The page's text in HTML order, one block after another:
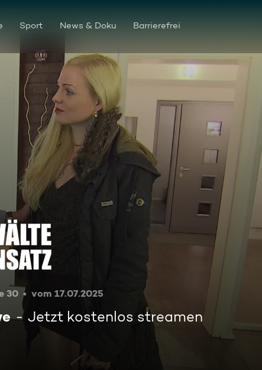
Sport News & Doku Barrierefrei
Im Netz der schwarzen Witwe
30 vom 17.07.2025
Jetzt kostenlos streamen